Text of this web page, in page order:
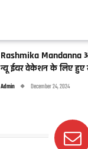
Rashmika Mandanna
न्यू ईयर वेकेशन के लिए हुए
Admin December 24, 2024